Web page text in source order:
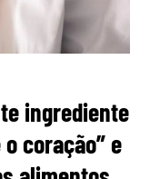
ingrediente
coração” e